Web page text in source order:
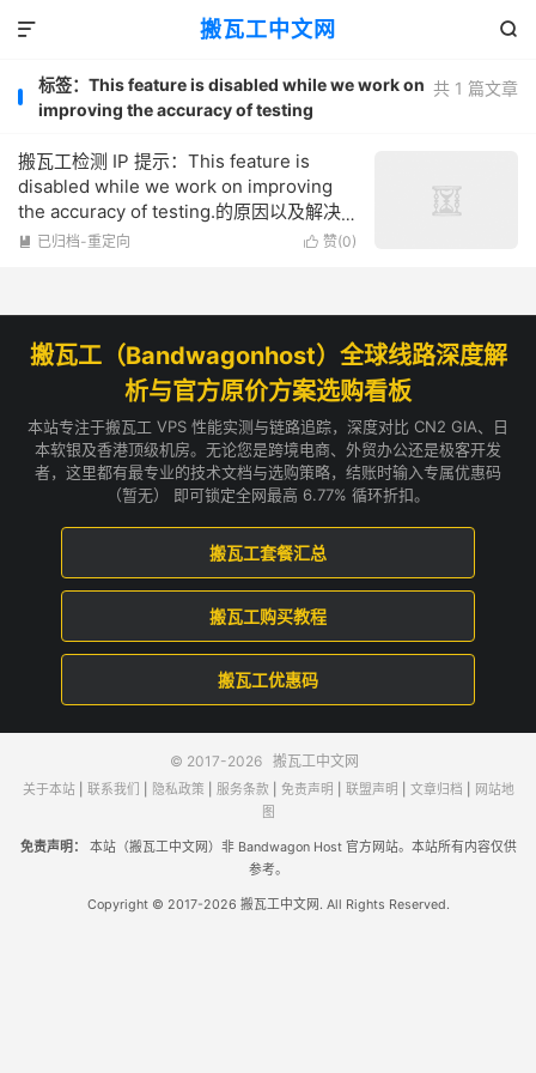
搬瓦工中文网 

共 1 篇文章
标签：This feature is disabled while we work on
improving the accuracy of testing
搬瓦工检测 IP 提示：This feature is
disabled while we work on improving
the accuracy of testing.的原因以及解决
办法
 赞(0)
 已归档-重定向
搬瓦工（Bandwagonhost）全球线路深度解
析与官方原价方案选购看板
本站专注于搬瓦工 VPS 性能实测与链路追踪，深度对比 CN2 GIA、日
本软银及香港顶级机房。无论您是跨境电商、外贸办公还是极客开发
者，这里都有最专业的技术文档与选购策略，结账时输入专属优惠码
（暂无） 即可锁定全网最高 6.77% 循环折扣。
搬瓦工套餐汇总
搬瓦工购买教程
搬瓦工优惠码
© 2017-2026 搬瓦工中文网
关于本站| 联系我们 隐私政策 服务条款 免责声明 联盟声明 文章归档
网站地
图
免责声明：
本站（搬瓦工中文网）非 Bandwagon Host 官方网站。本站所有内容仅供
参考。
Copyright © 2017-2026 搬瓦工中文网. All Rights Reserved.